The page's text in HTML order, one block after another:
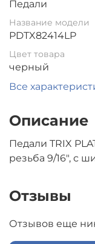
Педали
Название модели
PDTX82414LP
Цвет товара
черный
Все
Описание
Педали TRIX
резьба 9/16", с
Отзывы
Отзывов еще